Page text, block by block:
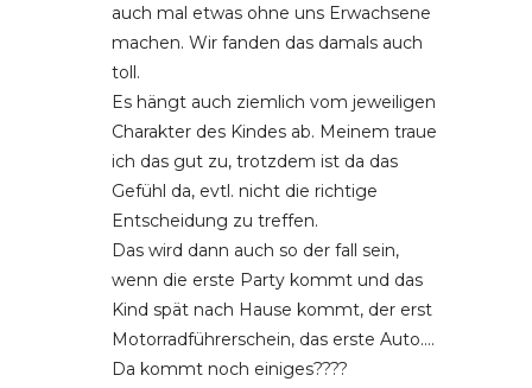
auch mal etwas ohne uns Erwachsene
machen. Wir fanden das damals auch
toll.
Es hängt auch ziemlich vom jeweiligen
Charakter des Kindes ab. Meinem traue
ich das gut zu, trotzdem ist da das
Gefühl da, evtl. nicht die richtige
Entscheidung zu treffen.
Das wird dann auch so der fall sein,
wenn die erste Party kommt und das
Kind spät nach Hause kommt, der erst
Motorradführerschein, das erste Auto….
Da kommt noch einiges????